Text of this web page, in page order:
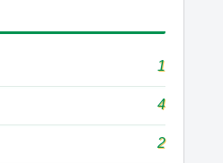
1
4
2